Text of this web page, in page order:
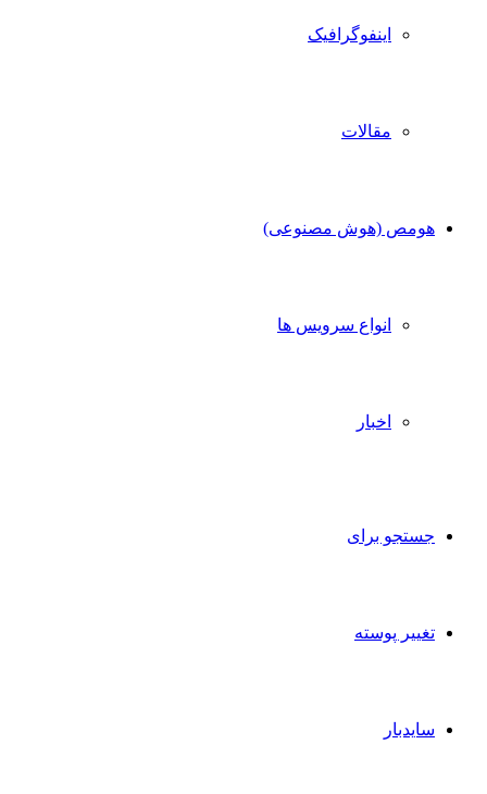
اینفوگرافیک
مقالات
هومص (هوش مصنوعی)
انواع سرویس ها
اخبار
جستجو برای
تغییر پوسته
سایدبار